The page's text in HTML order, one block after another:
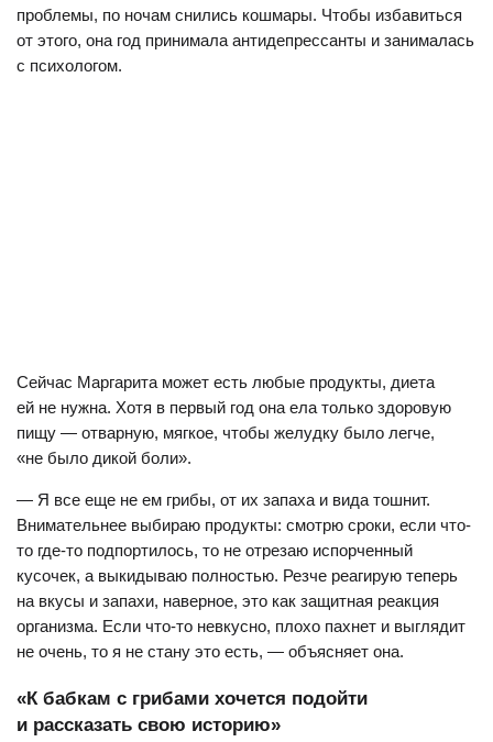
проблемы, по ночам снились кошмары. Чтобы избавиться
от этого, она год принимала антидепрессанты и занималась
с психологом.
Сейчас Маргарита может есть любые продукты, диета
ей не нужна. Хотя в первый год она ела только здоровую
пищу — отварную, мягкое, чтобы желудку было легче,
«не было дикой боли».
— Я все еще не ем грибы, от их запаха и вида тошнит.
Внимательнее выбираю продукты: смотрю сроки, если что-
то где-то подпортилось, то не отрезаю испорченный
кусочек, а выкидываю полностью. Резче реагирую теперь
на вкусы и запахи, наверное, это как защитная реакция
организма. Если что-то невкусно, плохо пахнет и выглядит
не очень, то я не стану это есть, — объясняет она.
«К бабкам с грибами хочется подойти
и рассказать свою историю»